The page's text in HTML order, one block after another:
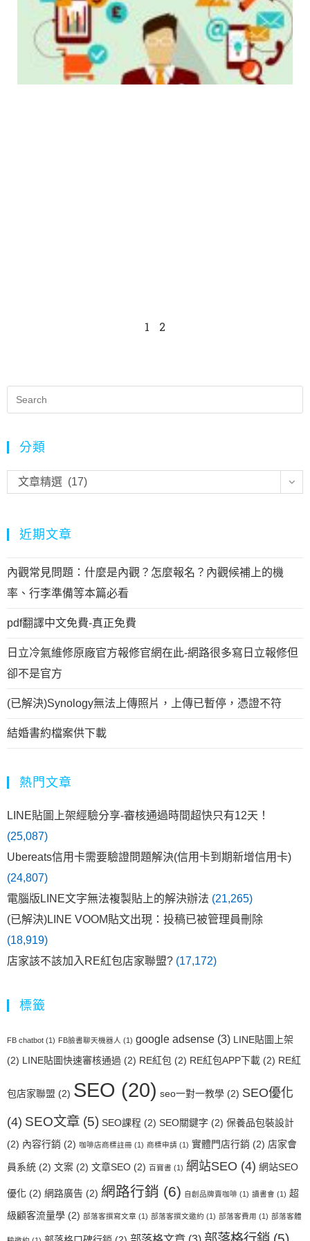
1 2
分類
文章精選 (17)
近期文章
內觀常見問題：什麼是內觀？怎麼報名？內觀候補上的機
率、行李準備等本篇必看
pdf翻譯中文免費-真正免費
日立冷氣維修原廠官方報修官網在此-網路很多寫日立報修但
卻不是官方
(已解決)Synology無法上傳照片，上傳已暫停，憑證不符
結婚書約檔案供下載
熱門文章
LINE貼圖上架經驗分享-審核通過時間超快只有12天！
(25,087)
Ubereats信用卡需要驗證問題解決(信用卡到期新增信用卡)
(24,807)
電腦版LINE文字無法複製貼上的解決辦法 (21,265)
(已解決)LINE VOOM貼文出現：投稿已被管理員刪除
(18,919)
店家該不該加入RE紅包店家聯盟? (17,172)
標籤
FB chatbot (1) FB臉書聊天機器人 (1) google adsense (3) LINE貼圖上架
(2) LINE貼圖快速審核通過 (2) RE紅包 (2) RE紅包APP下載 (2) RE紅
包店家聯盟 (2) SEO (20) seo一對一教學 (2) SEO優化
(4) SEO文章 (5) SEO課程 (2) SEO關鍵字 (2) 保養品包裝設計
(2) 內容行銷 (2) 咖啡店商標註冊 (1) 商標申請 (1) 實體門店行銷 (2) 店家會
員系統 (2) 文案 (2) 文章SEO (2) 百寶書 (1) 網站SEO (4) 網站SEO
優化 (2) 網路廣告 (2) 網路行銷 (6) 自創品牌賣咖啡 (1) 讀書會 (1) 超
級顧客流量學 (2) 部落客撰寫文章 (1) 部落客撰文邀約 (1) 部落客費用 (1) 部落客體